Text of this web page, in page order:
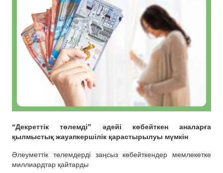
“Декреттік төлемді” әдейі көбейткен аналарға
қылмыстық жауапкершілік қарастырылуы мүмкін
Әлеуметтік төлемдерді заңсыз көбейткендер мемлекетке
миллиардтар қайтарды